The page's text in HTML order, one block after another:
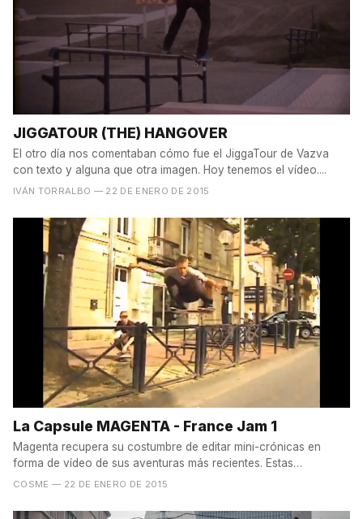
JIGGATOUR (THE) HANGOVER
El otro día nos comentaban cómo fue el JiggaTour de Vazva
con texto y alguna que otra imagen. Hoy tenemos el vídeo....
IVÁN TORRALBO — 22 DE ENERO DE 2015
La Capsule MAGENTA - France Jam 1
Magenta recupera su costumbre de editar mini-crónicas en
forma de vídeo de sus aventuras más recientes. Estas
Cápsulas...
COSME — 22 DE ENERO DE 2015